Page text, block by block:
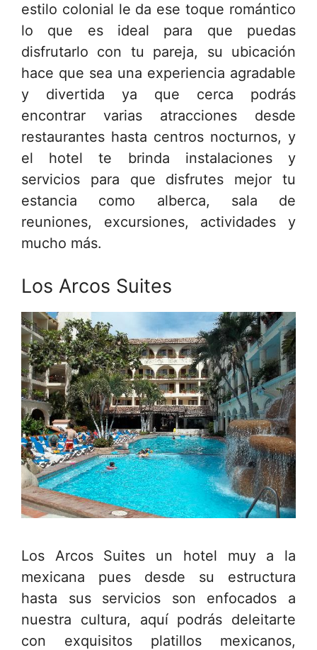
estilo colonial le da ese toque romántico
lo que es ideal para que puedas
disfrutarlo con tu pareja, su ubicación
hace que sea una experiencia agradable
y divertida ya que cerca podrás
encontrar varias atracciones desde
restaurantes hasta centros nocturnos, y
el hotel te brinda instalaciones y
servicios para que disfrutes mejor tu
estancia como alberca, sala de
reuniones, excursiones, actividades y
mucho más.
Los Arcos Suites
Los Arcos Suites un hotel muy a la
mexicana pues desde su estructura
hasta sus servicios son enfocados a
nuestra cultura, aquí podrás deleitarte
con exquisitos platillos mexicanos,